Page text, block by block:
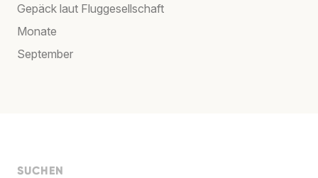
Gepäck laut Fluggesellschaft
Monate
September
SUCHEN